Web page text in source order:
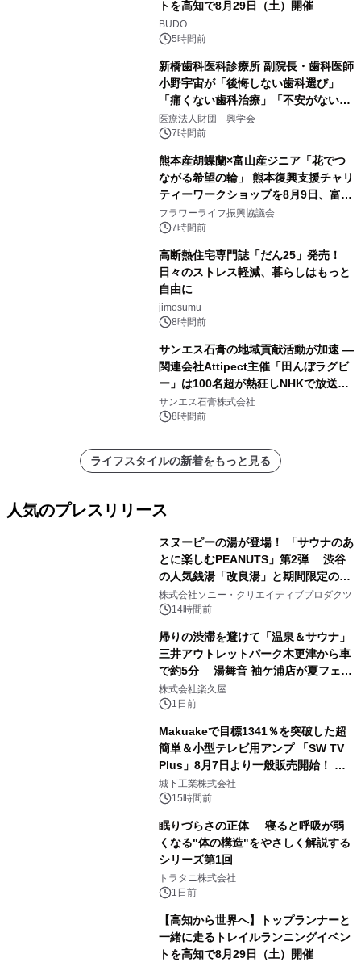
トを高知で8月29日（土）開催
BUDO
5時間前
新橋歯科医科診療所 副院長・歯科医師
小野宇宙が「後悔しない歯科選び」
「痛くない歯科治療」「不安がない治
療計画」をテーマに専門監修
医療法人財団 興学会
7時間前
熊本産胡蝶蘭×富山産ジニア「花でつ
ながる希望の輪」 熊本復興支援チャリ
ティーワークショップを8月9日、富
山・射水で開催
フラワーライフ振興協議会
7時間前
高断熱住宅専門誌「だん25」発売！
日々のストレス軽減、暮らしはもっと
自由に
jimosumu
8時間前
サンエス石膏の地域貢献活動が加速 ―
関連会社Attipect主催「田んぼラグビ
ー」は100名超が熱狂しNHKで放送さ
れました。
サンエス石膏株式会社
8時間前
ライフスタイルの新着をもっと見る
人気のプレスリリース
スヌーピーの湯が登場！ 「サウナのあ
とに楽しむPEANUTS」第2弾 渋谷
の人気銭湯「改良湯」と期間限定のコ
ラボレーション サウナイキタイコラ
ボグッズも発売決定！
株式会社ソニー・クリエイティブプロダクツ
14時間前
帰りの渋滞を避けて「温泉＆サウナ」
三井アウトレットパーク木更津から車
で約5分 湯舞音 袖ケ浦店が夏フェア
メニューを提供
株式会社楽久屋
1日前
Makuakeで目標1341％を突破した超
簡単＆小型テレビ用アンプ 「SW TV
Plus」8月7日より一般販売開始！ ケ
ーブル1本つなぐだけ、テレビの音が
ぐっと豊かに
城下工業株式会社
15時間前
眠りづらさの正体──寝ると呼吸が弱
くなる"体の構造"をやさしく解説する
シリーズ第1回
トラタニ株式会社
1日前
【高知から世界へ】トップランナーと
一緒に走るトレイルランニングイベン
トを高知で8月29日（土）開催